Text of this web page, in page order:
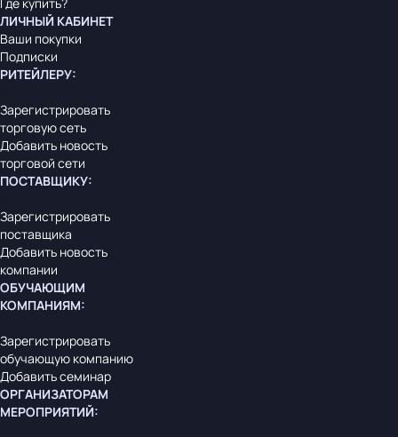
ЛИЧНЫЙ КАБИНЕТ
Ваши покупки
Подписки
РИТЕЙЛЕРУ:
Зарегистрировать
торговую сеть
Добавить новость
торговой сети
ПОСТАВЩИКУ:
Зарегистрировать
поставщика
Добавить новость
компании
ОБУЧАЮЩИМ
КОМПАНИЯМ:
Зарегистрировать
обучающую компанию
Добавить семинар
ОРГАНИЗАТОРАМ
МЕРОПРИЯТИЙ: